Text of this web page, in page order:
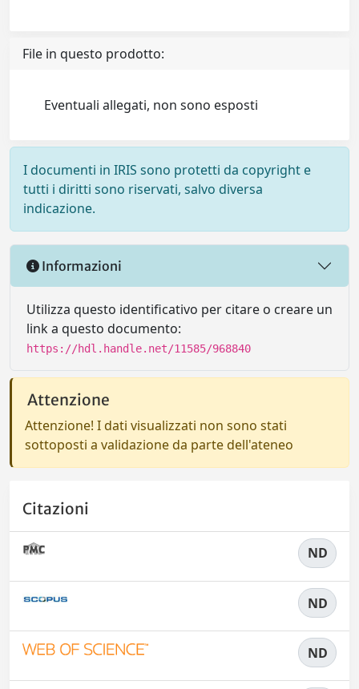
File in questo prodotto:
Eventuali allegati, non sono esposti
I documenti in IRIS sono protetti da copyright e
tutti i diritti sono riservati, salvo diversa
indicazione.
Informazioni
Utilizza questo identificativo per citare o creare un
link a questo documento:
https://hdl.handle.net/11585/968840
Attenzione
Attenzione! I dati visualizzati non sono stati
sottoposti a validazione da parte dell'ateneo
Citazioni
ND
ND
ND